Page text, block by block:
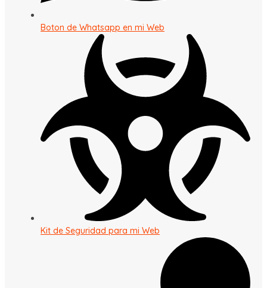
Boton de Whatsapp en mi Web
Kit de Seguridad para mi Web